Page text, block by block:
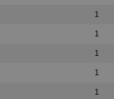
1
1
1
1
1